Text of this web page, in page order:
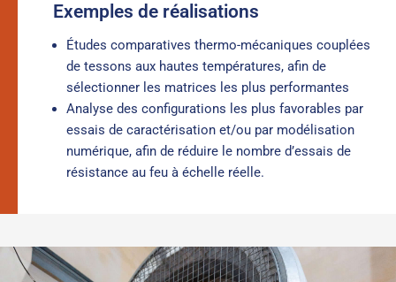
Exemples de réalisations
Études comparatives thermo-mécaniques couplées
de tessons aux hautes températures, afin de
sélectionner les matrices les plus performantes
Analyse des configurations les plus favorables par
essais de caractérisation et/ou par modélisation
numérique, afin de réduire le nombre d’essais de
résistance au feu à échelle réelle.